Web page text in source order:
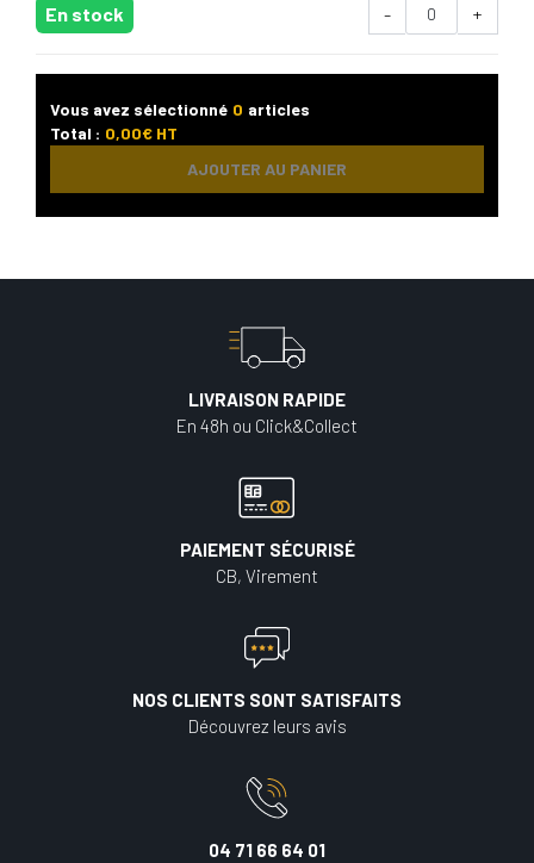
En stock
- +
Vous avez sélectionné 0 articles
Total : 0,00€ HT
AJOUTER AU PANIER
LIVRAISON RAPIDE
En 48h ou Click&Collect
PAIEMENT SÉCURISÉ
CB, Virement
NOS CLIENTS SONT SATISFAITS
Découvrez leurs avis
04 71 66 64 01